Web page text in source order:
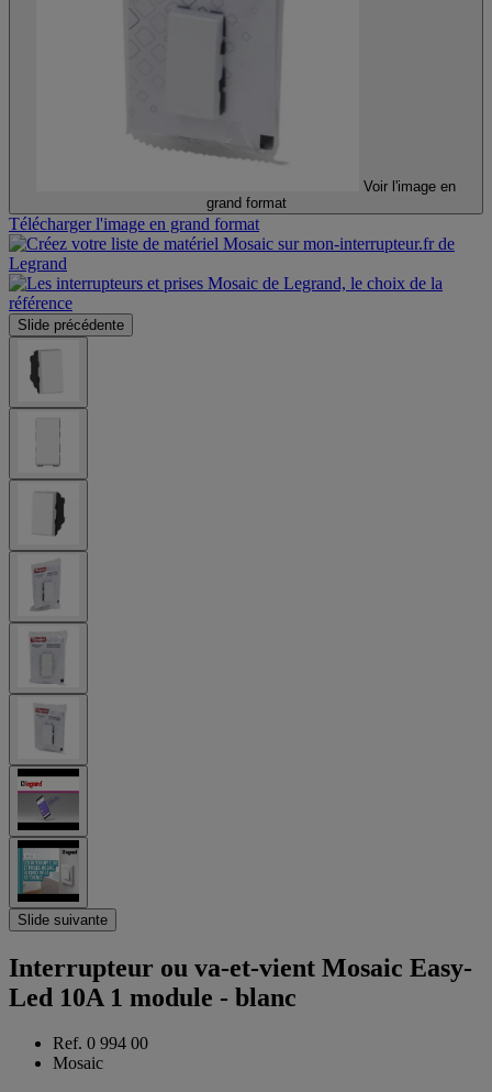
Voir l'image en
grand format
Télécharger l'image en grand format
Slide précédente
Slide suivante
Interrupteur ou va-et-vient Mosaic Easy-
Led 10A 1 module - blanc
Ref. 0 994 00
Mosaic